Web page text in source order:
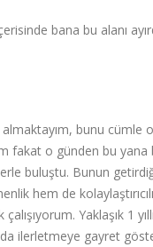
bana bu alanı
bunu cümle
fakat o günden bu yana
buluştu. Bunun
hem de
Yaklaşık 1
ilerletmeye gayret